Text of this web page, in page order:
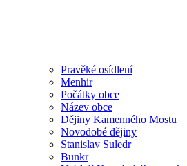
Pravěké osídlení
Menhir
Počátky obce
Název obce
Dějiny Kamenného Mostu
Novodobé dějiny
Stanislav Suledr
Bunkr